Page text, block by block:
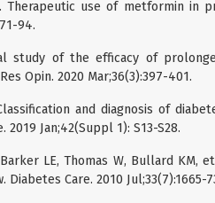
Therapeutic use of metformin in
94.
study of the efficacy of
Opin. 2020 Mar;36(3):397-401.
and diagnosis of
Jan;42(Suppl 1): S13-S28.
LE, Thomas W, Bullard KM,
Care. 2010 Jul;33(7):1665-